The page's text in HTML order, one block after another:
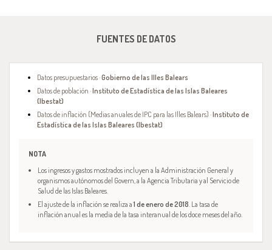
FUENTES DE DATOS
Datos presupuestarios ·Gobierno de las Illes Balears
Datos de población ·Instituto de Estadística de las Islas Baleares
(Ibestat)
Datos de inflación (Medias anuales de IPC para las Illes Balears) ·Instituto de
Estadística de las Islas Baleares (Ibestat)
NOTA
Los ingresos y gastos mostrados incluyen a la Administración General y
organismos autónomos del Govern, a la Agencia Tributaria y al Servicio de
Salud de las Islas Baleares.
El ajuste de la inflación se realiza a1 de enero de 2018. La tasa de
inflación anual es la media de la tasa interanual de los doce meses del año.